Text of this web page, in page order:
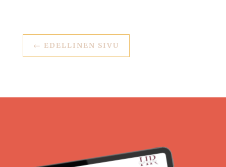
← EDELLINEN SIVU